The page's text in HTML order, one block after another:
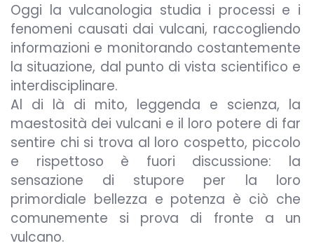
Oggi la vulcanologia studia i processi e i
fenomeni causati dai vulcani, raccogliendo
informazioni e monitorando costantemente
la situazione, dal punto di vista scientifico e
interdisciplinare.
Al di là di mito, leggenda e scienza, la
maestosità dei vulcani e il loro potere di far
sentire chi si trova al loro cospetto, piccolo
e rispettoso è fuori discussione: la
sensazione di stupore per la loro
primordiale bellezza e potenza è ciò che
comunemente si prova di fronte a un
vulcano.